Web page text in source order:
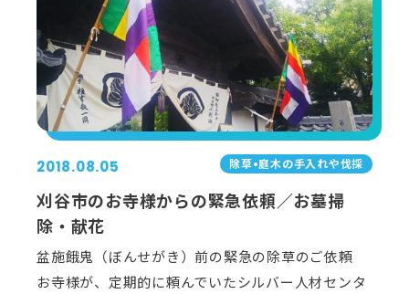
2018.08.05 除草•庭⽊の⼿⼊れや伐採
刈谷市のお寺様からの緊急依頼／お墓掃
除・献花
盆施餓鬼（ぼんせがき）前の緊急の除草のご依頼
お寺様が、定期的に頼んでいたシルバー人材センタ